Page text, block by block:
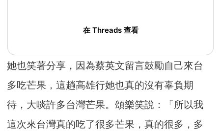
在 Threads 查看
她也笑著分享，因為蔡英文留言鼓勵自己來台
多吃芒果，這趟高雄行她也真的沒有辜負期
待，大啖許多台灣芒果。頌樂笑說：「所以我
這次來台灣真的吃了很多芒果，真的很多，多